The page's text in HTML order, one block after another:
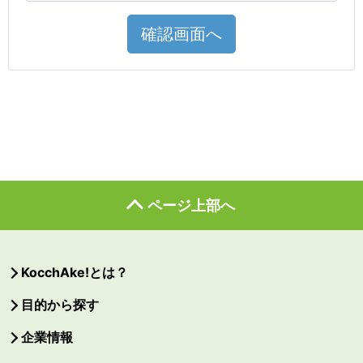
確認画面へ
ページ上部へ
KocchAke!とは？
目的から探す
企業情報